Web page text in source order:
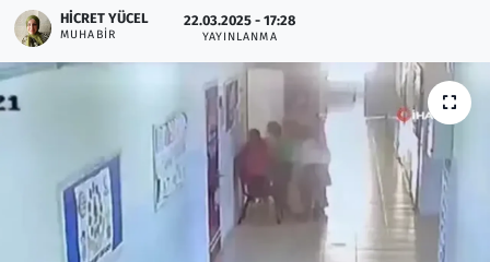
HICRET YÜCEL
MUHABIR
22.03.2025 - 17:28
YAYINLANMA
Otomobil
Oyun
Resmi İlanlar
Rüya Tabirleri